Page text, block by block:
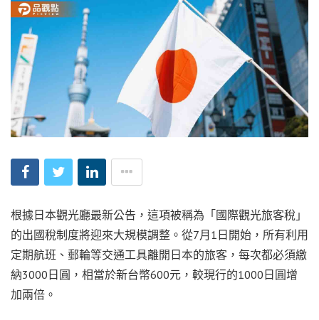
根據日本觀光廳最新公告，這項被稱為「國際觀光旅客稅」
的出國稅制度將迎來大規模調整。從7月1日開始，所有利用
定期航班、郵輪等交通工具離開日本的旅客，每次都必須繳
納3000日圓，相當於新台幣600元，較現行的1000日圓增
加兩倍。